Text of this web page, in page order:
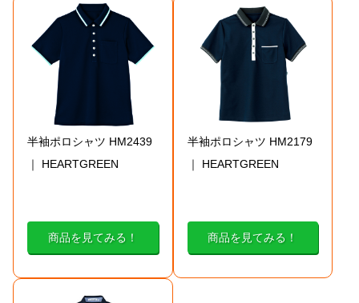
半袖ポロシャツ HM2439
｜ HEARTGREEN
商品を見てみる！
半袖ポロシャツ HM2179
｜ HEARTGREEN
商品を見てみる！